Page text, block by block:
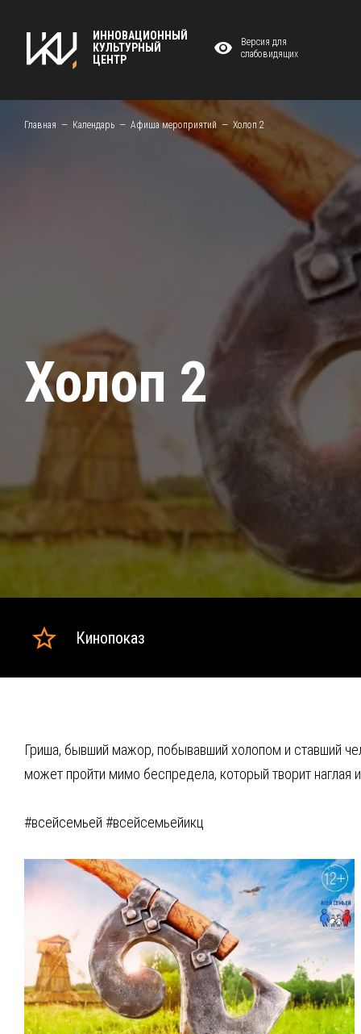
ИННОВАЦИОННЫЙ
КУЛЬТУРНЫЙ
ЦЕНТР
Версия для
слабовидящих
Главная Календарь Афиша мероприятий Холоп 2
Холоп 2
Кинопоказ
Гриша, бывший мажор, побывавший холопом и ставший
может пройти мимо беспредела, который творит наглая
#всейсемьей #всейсемьейикц